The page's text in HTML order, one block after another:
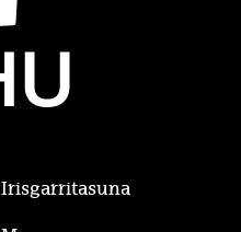
Irisgarritasuna